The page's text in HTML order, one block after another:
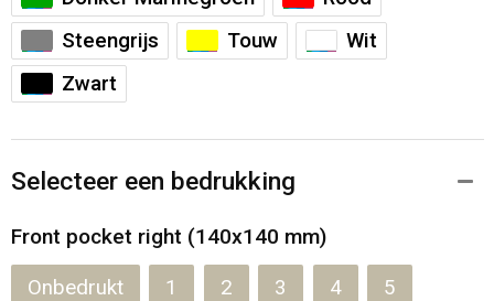
Steengrijs
Touw
Wit
Zwart
Selecteer een bedrukking
Front pocket right (140x140 mm)
Onbedrukt 1 2 3 4 5